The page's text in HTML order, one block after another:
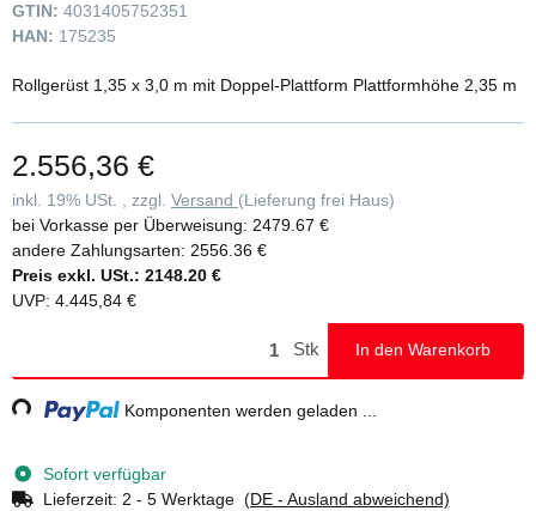
GTIN: 4031405752351
HAN: 175235
Rollgerüst 1,35 x 3,0 m mit Doppel-Plattform Plattformhöhe 2,35 m
2.556,36 €
inkl. 19% USt. , zzgl. Versand (Lieferung frei Haus)
bei Vorkasse per Überweisung: 2479.67 €
andere Zahlungsarten: 2556.36 €
Preis exkl. USt.: 2148.20 €
UVP: 4.445,84 €
Stk In den Warenkorb
Komponenten werden geladen ...
Sofort verfügbar
Lieferzeit: 2 - 5 Werktage (DE - Ausland abweichend)